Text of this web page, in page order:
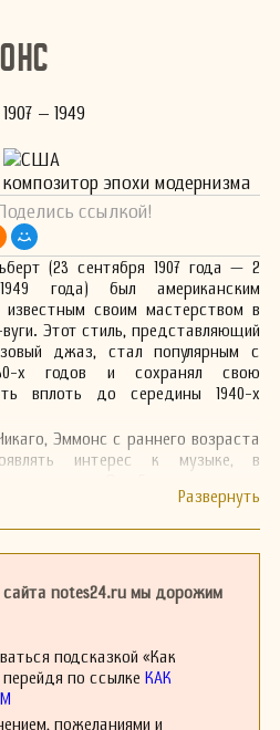
1907 – 1949
США
композитор эпохи модернизма
ссылкой!
(23 сентября 1907 года — 2
года) был американским
известным своим мастерством в
вуги. Этот стиль, представляющий
джаз, стал популярным с
х годов и сохранял свою
вплоть до середины 1940-х
Эммонс с раннего возраста
интерес к музыке, в
которые в то время активно
на инструменте.
Эммонс Эммонс начал
Его стиль игры сочетал в себе
джазовой импровизации и
буги-вуги, что сделало его
сайта notes24.ru мы дорожим
подсказкой «Как
по ссылке КАК
пожеланиями и